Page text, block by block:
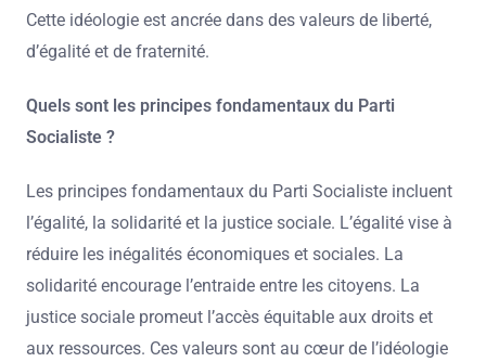
Cette idéologie est ancrée dans des valeurs de liberté,
d’égalité et de fraternité.
Quels sont les principes fondamentaux du Parti
Socialiste ?
Les principes fondamentaux du Parti Socialiste incluent
l’égalité, la solidarité et la justice sociale. L’égalité vise à
réduire les inégalités économiques et sociales. La
solidarité encourage l’entraide entre les citoyens. La
justice sociale promeut l’accès équitable aux droits et
aux ressources. Ces valeurs sont au cœur de l’idéologie